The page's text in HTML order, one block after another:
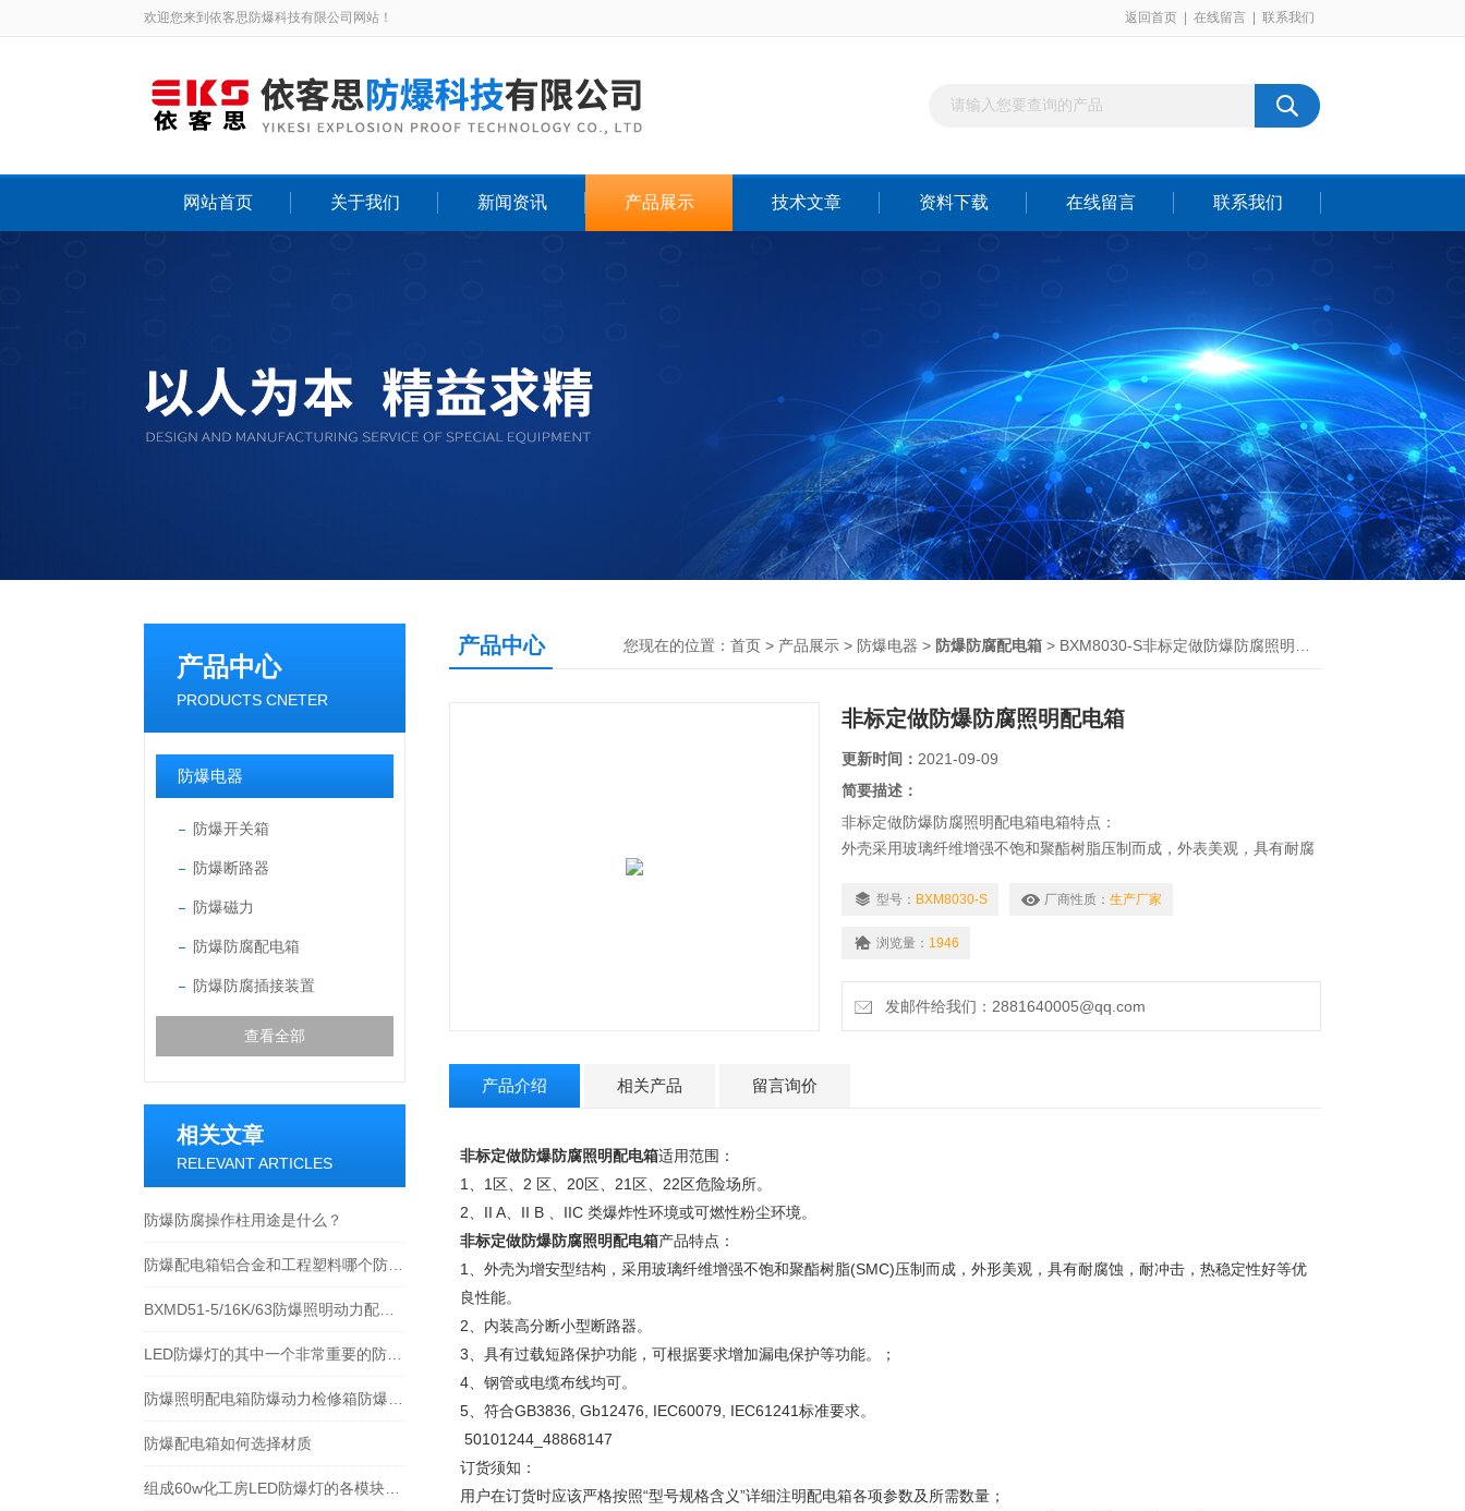
欢迎您来到依客思防爆科技有限公司网站！ 返回首页 在线留言 联系我们
网站首页 关于我们 新闻资讯 产品展示 技术文章 资料下载 在线留言 联系我们
产品中心
PRODUCTS CNETER
防爆电器
防爆开关箱
防爆断路器
防爆磁力
防爆防腐配电箱
防爆防腐插接装置
查看全部
相关文章
RELEVANT ARTICLES
防爆防腐操作柱用途是什么？
防爆配电箱如何选择材质
产品中心 您现在的位置： 首页 > 产品展示 > 防爆电器 > 防爆防腐配电箱 > BXM8030-S非标定做防爆防腐照明配电箱
非标定做防爆防腐照明配电箱
更新时间： 2021-09-09
简要描述：
非标定做防爆防腐照明配电箱电箱特点：
外壳采用玻璃纤维增强不饱和聚酯树脂压制而成，外表美观，具有耐腐
盖板上设有操纵机构，可实现全封闭操纵，可根据要求加装挂锁，避免
全。
总开关、分开关造作面板去分明显，便于现场识别
模块化设计，多回路组合
型号： BXM8030-S 厂商性质： 生产厂家
浏览量： 1946
发邮件给我们：2881640005@qq.com
产品介绍 相关产品 留言询价
非标定做防爆防腐照明配电箱适用范围：
1、1区、2 区、20区、21区、22区危险场所。
2、II A、II B 、IIC 类爆炸性环境或可燃性粉尘环境。
非标定做防爆防腐照明配电箱产品特点：
1、外壳为增安型结构，采用玻璃纤维增强不饱和聚酯树脂(SMC)压制而成，外形美观，具有耐腐蚀，耐冲击，热稳定性好等优
良性能。
2、内装高分断小型断路器。
3、具有过载短路保护功能，可根据要求增加漏电保护等功能。；
4、钢管或电缆布线均可。
5、符合GB3836, Gb12476, IEC60079, IEC61241标准要求。
50101244_48868147
订货须知：
用户在订货时应该严格按照“型号规格含义”详细注明配电箱各项参数及所需数量；